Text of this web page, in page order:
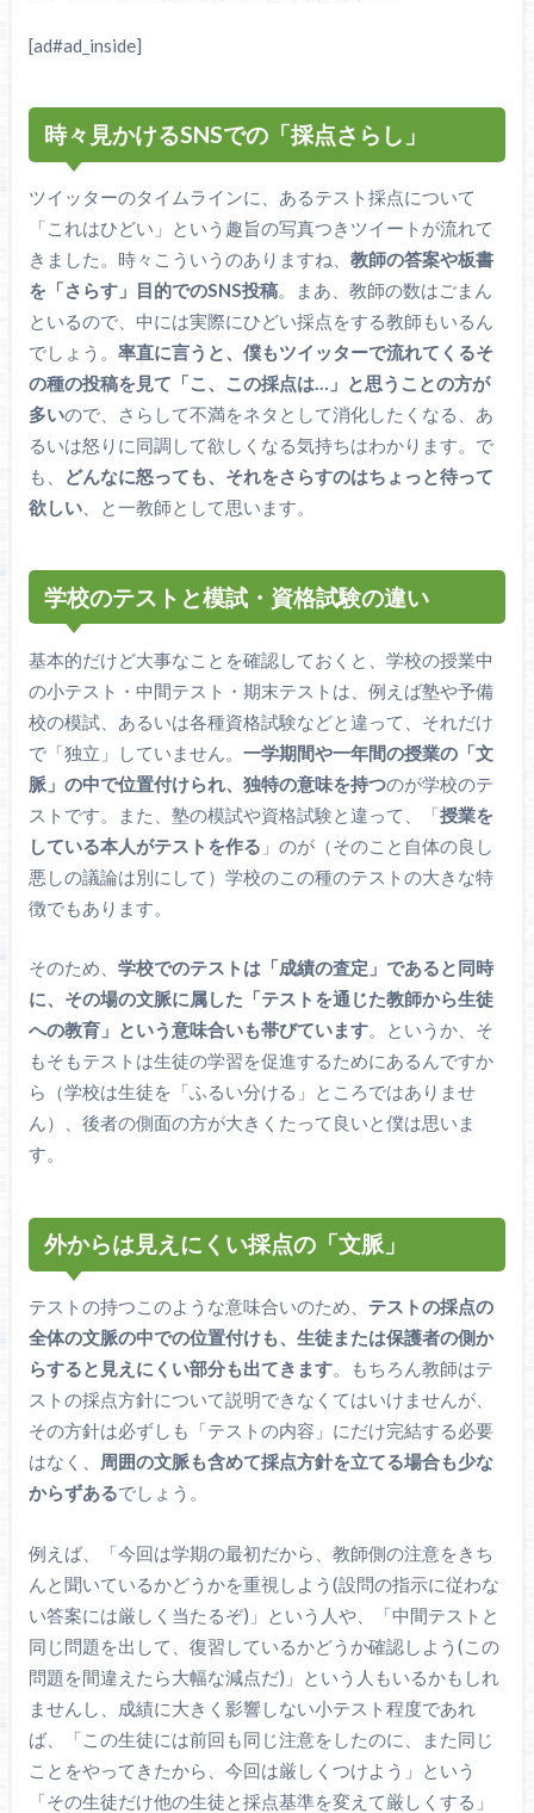
[ad#ad_inside]
時々見かけるSNSでの「採点さらし」
ツイッターのタイムラインに、あるテスト採点について
「これはひどい」という趣旨の写真つきツイートが流れて
きました。時々こういうのありますね、 教師の答案や板書
を「さらす」目的でのSNS投稿。まあ、教師の数はごまん
といるので、中には実際にひどい採点をする教師もいるん
でしょう。 率直に言うと、僕もツイッターで流れてくるそ
の種の投稿を見て「こ、この採点は…」と思うことの方が
多いので、さらして不満をネタとして消化したくなる、あ
るいは怒りに同調して欲しくなる気持ちはわかります。で
も、
どんなに怒っても、それをさらすのはちょっと待って
欲しい、と一教師として思います。
学校のテストと模試・資格試験の違い
基本的だけど大事なことを確認しておくと、学校の授業中
の小テスト・中間テスト・期末テストは、例えば塾や予備
校の模試、あるいは各種資格試験などと違って、それだけ
で「独立」していません。 一学期間や一年間の授業の「文
脈」の中で位置付けられ、独特の意味を持つのが学校のテ
ストです。また、塾の模試や資格試験と違って、「授業を
している本人がテストを作る 」のが（そのこと自体の良し
悪しの議論は別にして）学校のこの種のテストの大きな特
徴でもあります。
そのため、 学校でのテストは「成績の査定」であると同時
に、その場の文脈に属した「テストを通じた教師から生徒
への教育」という意味合いも帯びています。というか、そ
もそもテストは生徒の学習を促進するためにあるんですか
ら（学校は生徒を「ふるい分ける」ところではありませ
ん）、後者の側面の方が大きくたって良いと僕は思いま
す。
外からは見えにくい採点の「文脈」
テストの持つこのような意味合いのため、 テストの採点の
全体の文脈の中での位置付けも、生徒または保護者の側か
らすると見えにくい部分も出てきます。もちろん教師はテ
ストの採点方針について説明できなくてはいけませんが、
その方針は必ずしも「テストの内容」にだけ完結する必要
はなく、
周囲の文脈も含めて採点方針を立てる場合も少な
からずあるでしょう。
例えば、「今回は学期の最初だから、教師側の注意をきち
んと聞いているかどうかを重視しよう(設問の指示に従わな
い答案には厳しく当たるぞ)」という人や、「中間テストと
同じ問題を出して、復習しているかどうか確認しよう(この
問題を間違えたら大幅な減点だ)」という人もいるかもしれ
ませんし、成績に大きく影響しない小テスト程度であれ
ば、「この生徒には前回も同じ注意をしたのに、また同じ
ことをやってきたから、今回は厳しくつけよう」という
「その生徒だけ他の生徒と採点基準を変えて厳しくする」